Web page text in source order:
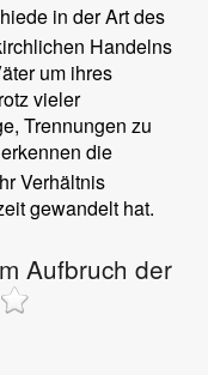
in der Art des
Handelns
um ihres
vieler
Trennungen zu
die
Verhältnis
gewandelt hat.
Aufbruch der